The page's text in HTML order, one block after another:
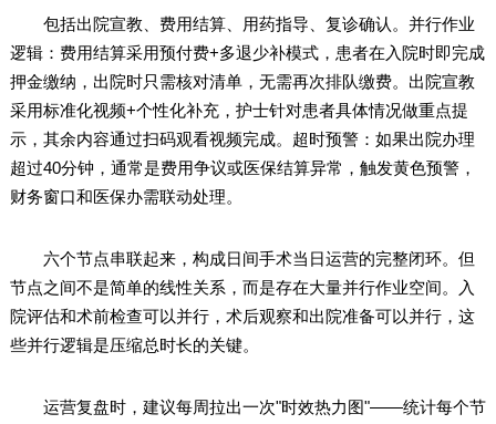
包括出院宣教、费用结算、用药指导、复诊确认。并行作业
逻辑：费用结算采用预付费+多退少补模式，患者在入院时即完成
押金缴纳，出院时只需核对清单，无需再次排队缴费。出院宣教
采用标准化视频+个性化补充，护士针对患者具体情况做重点提
示，其余内容通过扫码观看视频完成。超时预警：如果出院办理
超过40分钟，通常是费用争议或医保结算异常，触发黄色预警，
财务窗口和医保办需联动处理。
六个节点串联起来，构成日间手术当日运营的完整闭环。但
节点之间不是简单的线性关系，而是存在大量并行作业空间。入
院评估和术前检查可以并行，术后观察和出院准备可以并行，这
些并行逻辑是压缩总时长的关键。
运营复盘时，建议每周拉出一次"时效热力图"——统计每个节